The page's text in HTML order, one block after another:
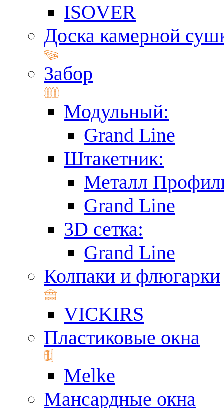
ISOVER
Доска камерной
Забор
Модульный:
Grand Line
Штакетник:
Металл
Grand Line
3D сетка:
Grand Line
Колпаки и флюгарки
VICKIRS
Пластиковые окна
Melke
Мансардные окна